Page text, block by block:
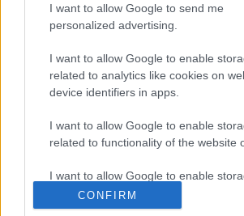
I want to allow Google to send me
personalized advertising.
I want to allow Google to enable
related to analytics like cookies on
device identifiers in apps.
I want to allow Google to enable
related to functionality of the website
I want to allow Google to enable
related to personalization.
CONFIRM
A gyors növekedés és a
összefüggései a startup cégek